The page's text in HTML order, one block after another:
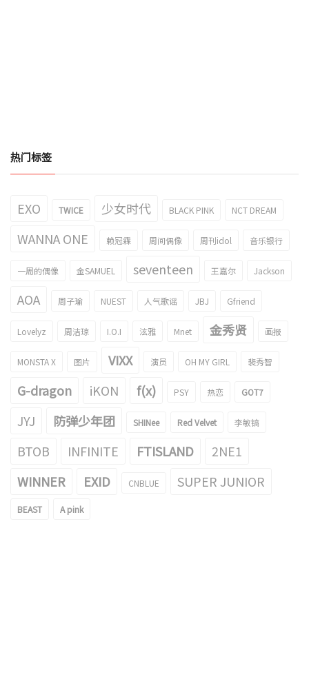
热门标签
EXO TWICE 少女时代 BLACK PINK NCT DREAM
WANNA ONE 赖冠霖 周间偶像 周刊idol 音乐银行
一周的偶像 金SAMUEL seventeen 王嘉尔 Jackson
AOA 周子瑜 NUEST 人气歌谣 JBJ Gfriend
Lovelyz 周洁琼 I.O.I 泫雅 Mnet 金秀贤 画报
MONSTA X 图片 VIXX 演员 OH MY GIRL 裴秀智
G-dragon iKON f(x) PSY 热恋 GOT7
JYJ 防弹少年团 SHINee Red Velvet 李敏镐
BTOB INFINITE FTISLAND
2NE1
WINNER
EXID CNBLUE SUPER JUNIOR
BEAST A pink